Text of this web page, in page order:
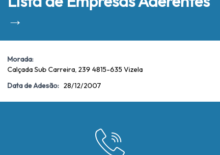
→
Morada:
Calçada Sub Carreira, 239 4815-635 Vizela
Data de Adesão: 28/12/2007